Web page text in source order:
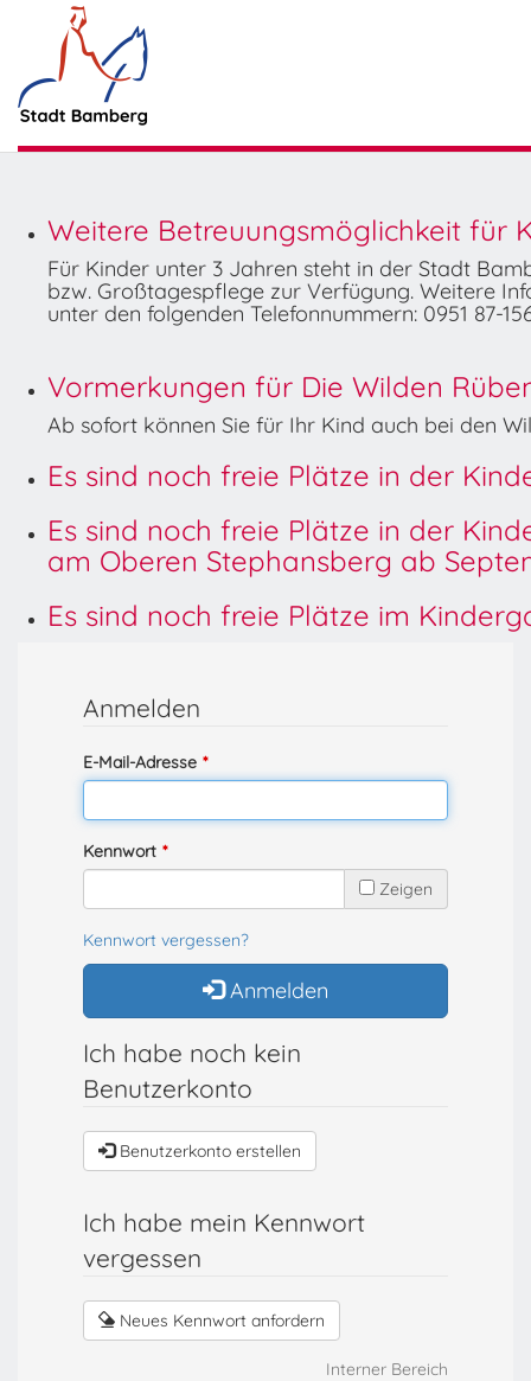
Weitere Betreuungsmöglichkeit für
Für Kinder unter 3 Jahren steht in der Stadt
bzw. Großtagespflege zur Verfügung. Weitere
unter den folgenden Telefonnummern: 0951 87-
Vormerkungen für Die Wilden
Ab sofort können Sie für Ihr Kind auch bei den
Es sind noch freie Plätze in der
Es sind noch freie Plätze in der
am Oberen Stephansberg ab
Es sind noch freie Plätze im
Anmelden
E-Mail-Adresse
Kennwort
Zeigen
Kennwort vergessen?
Anmelden
Ich habe noch kein
Benutzerkonto
Benutzerkonto erstellen
Ich habe mein Kennwort
vergessen
Neues Kennwort anfordern
Interner Bereich